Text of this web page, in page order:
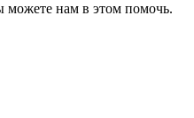
можете нам в этом помочь.